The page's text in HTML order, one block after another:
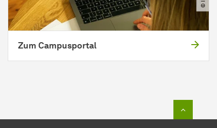
Zum Campusportal